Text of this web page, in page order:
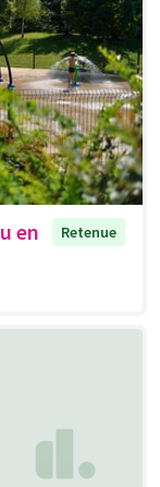
en
Retenue